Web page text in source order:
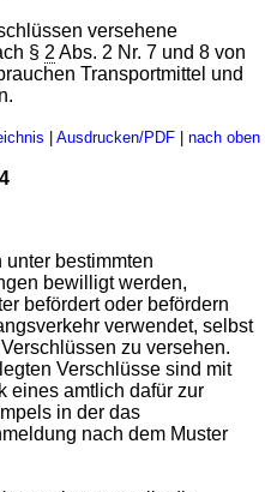
versehene
§ 2 Abs. 2 Nr. 7 und 8 von
Transportmittel und
Ausdrucken/PDF| nach oben
bestimmten
bewilligt werden,
befördert oder befördern
verwendet, selbst
zu versehen.
Verschlüsse sind mit
eines amtlich dafür zur
in der das
nach dem Muster